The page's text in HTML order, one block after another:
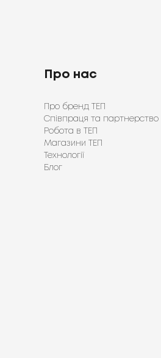
Про нас
Про бренд ТЕП
Співпраця та партнерство
Робота в ТЕП
Магазини ТЕП
Технології
Блог